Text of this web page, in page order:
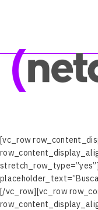
[vc_row
[/vc_row][vc_row